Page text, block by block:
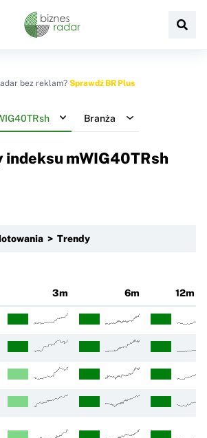
bez reklam? Sprawdź BR Plus
Branża
indeksu mWIG40TRsh
> Trendy
3m 6m 12m